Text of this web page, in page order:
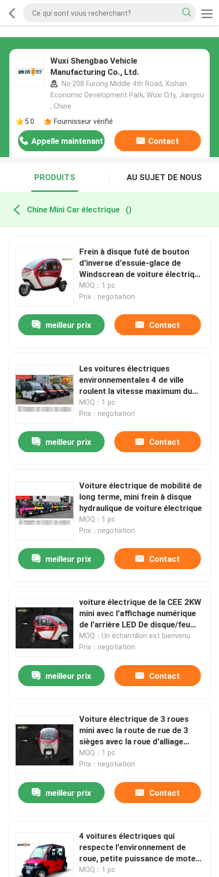
Wuxi Shengbao Vehicle
Manufacturing Co., Ltd.
No.208 Furong Middle 4th Road, Xishan
Economic Development Park, Wuxi City, Jiangsu
, Chine
5.0
Fournisseur vérifié
Appelle maintenant Contact
PRODUITS AU SUJET DE NOUS
Chine Mini Car électrique ()
Frein à disque futé de bouton
d'inverse d'essuie-glace de
Windscrean de voiture électrique
de voisinage
MOQ：1 pc
Prix：negotiation
meilleur prix Contact
Les voitures électriques
environnementales 4 de ville
roulent la vitesse maximum du
lecteur 45km/H
MOQ：1 pc
Prix：negotiation
meilleur prix Contact
Voiture électrique de mobilité de
long terme, mini frein à disque
hydraulique de voiture électrique
MOQ：1 pc
Prix：negotiation
meilleur prix Contact
voiture électrique de la CEE 2KW
mini avec l'affichage numérique
de l'arrière LED De disque/feu
arrière avant
MOQ：Un échantillon est bienvenu
Prix：negotiation
meilleur prix Contact
Voiture électrique de 3 roues
mini avec la route de rue de 3
sièges avec la roue d'alliage
d'aluminium
MOQ：1 pc
Prix：negotiation
meilleur prix Contact
4 voitures électriques qui
respecte l'environnement de
roue, petite puissance de moteur
du véhicule électrique 3KW
MOQ：1 pc